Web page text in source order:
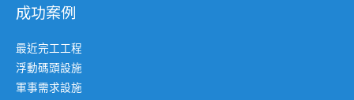
成功案例
最近完工工程
浮動碼頭設施
軍事需求設施